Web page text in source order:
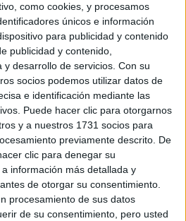
como cookies, y procesamos
únicos e información
para publicidad y contenido
publicidad y contenido,
y desarrollo de servicios. Con su
socios podemos utilizar datos de
e identificación mediante las
Puede hacer clic para otorgarnos
y a nuestros 1731 socios para
previamente descrito. De
clic para denegar su
información más detallada y
de otorgar su consentimiento.
procesamiento de sus datos
de su consentimiento, pero usted